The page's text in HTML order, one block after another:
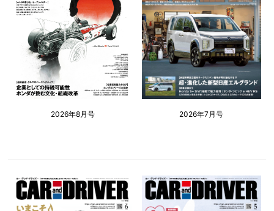
2026年8月号 2026年7月号